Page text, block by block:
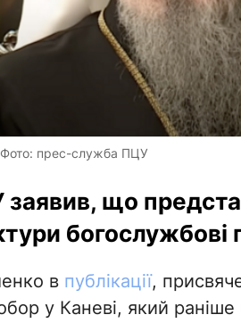
прес-служба ПЦУ
що
в публікації,
у Каневі, який